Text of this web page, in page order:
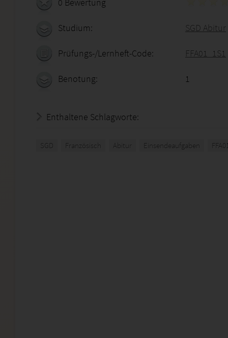
Studium: SGD Abitur
Prüfungs-/Lernheft-Code: FFA01_1S1
Benotung: 1
Enthaltene Schlagworte:
SGD Französisch Abitur Einsendeaufgaben